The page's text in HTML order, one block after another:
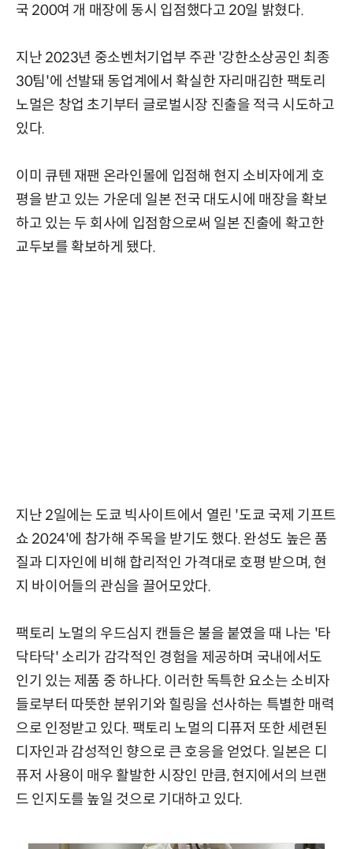
국 200여 개 매장에 동시 입점했다고 20일 밝혔다.
지난 2023년 중소벤처기업부 주관 '강한소상공인 최종
30팀'에 선발돼 동업계에서 확실한 자리매김한 팩토리
노멀은 창업 초기부터 글로벌시장 진출을 적극 시도하고
있다.
이미 큐텐 재팬 온라인몰에 입점해 현지 소비자에게 호
평을 받고 있는 가운데 일본 전국 대도시에 매장을 확보
하고 있는 두 회사에 입점함으로써 일본 진출에 확고한
교두보를 확보하게 됐다.
지난 2일에는 도쿄 빅사이트에서 열린 '도쿄 국제 기프트
쇼 2024'에 참가해 주목을 받기도 했다. 완성도 높은 품
질과 디자인에 비해 합리적인 가격대로 호평 받으며, 현
지 바이어들의 관심을 끌어모았다.
팩토리 노멀의 우드심지 캔들은 불을 붙였을 때 나는 '타
닥타닥' 소리가 감각적인 경험을 제공하며 국내에서도
인기 있는 제품 중 하나다. 이러한 독특한 요소는 소비자
들로부터 따뜻한 분위기와 힐링을 선사하는 특별한 매력
으로 인정받고 있다. 팩토리 노멀의 디퓨저 또한 세련된
디자인과 감성적인 향으로 큰 호응을 얻었다. 일본은 디
퓨저 사용이 매우 활발한 시장인 만큼, 현지에서의 브랜
드 인지도를 높일 것으로 기대하고 있다.